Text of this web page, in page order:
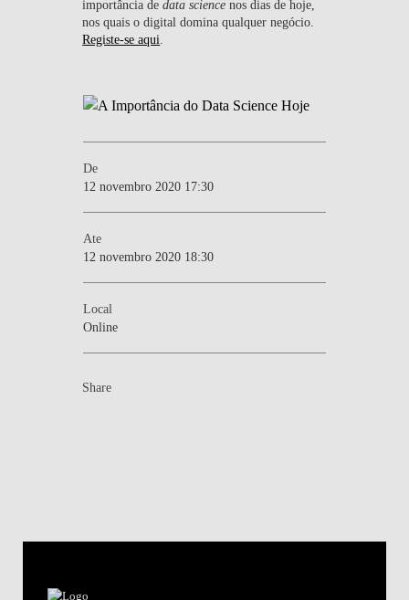
importância dedata science nos dias de hoje,
nos quais o digital domina qualquer negócio.
Registe-se aqui
De
12 novembro 2020 17:30
Ate
12 novembro 2020 18:30
Local
Online
Share